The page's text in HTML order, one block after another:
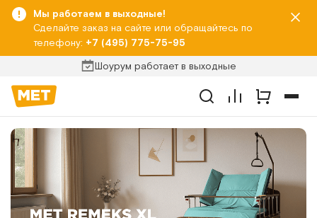
Мы работаем в выходные!
Сделайте заказ на сайте или обращайтесь по
телефону: +7 (495) 775-75-95
Шоурум работает в выходные